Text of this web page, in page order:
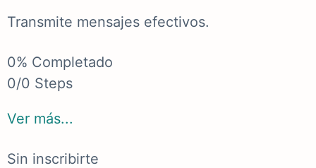
Transmite mensajes efectivos.
0% Completado
0/0 Steps
Ver más...
Sin inscribirte